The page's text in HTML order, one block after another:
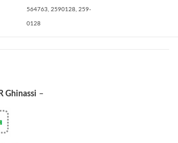
564763, 2590128, 259-
0128
Ghinassi –